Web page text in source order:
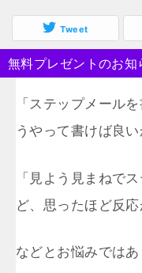
Tweet
無料プレゼントのお知
「ステップメール
うやって書けば良
「見よう見まねで
ど、思ったほど反応
などとお悩みでは